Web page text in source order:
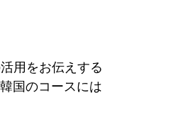
用をお伝えする
国のコースには